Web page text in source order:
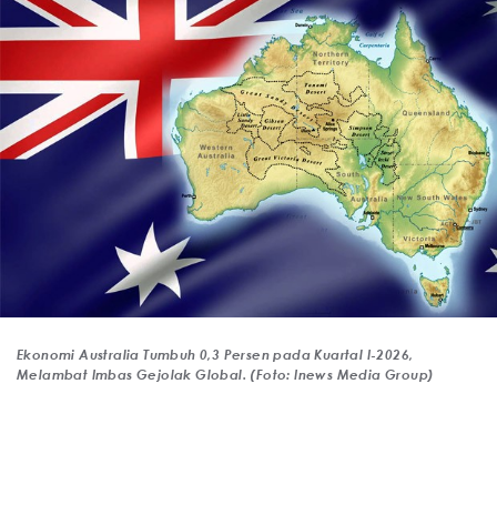
Ekonomi Australia Tumbuh 0,3 Persen pada Kuartal I-2026,
Melambat Imbas Gejolak Global. (Foto: Inews Media Group)